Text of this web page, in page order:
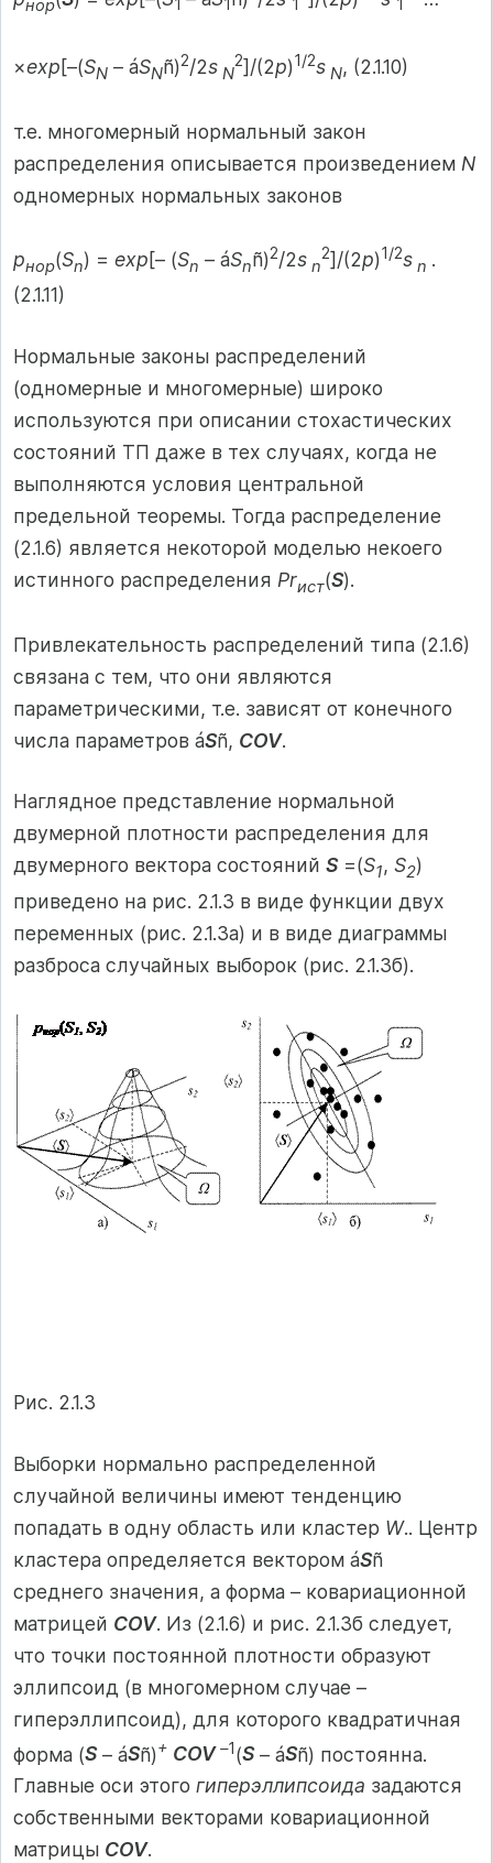
нор 1 1 1 1
×exp[–(SN – áSNñ)2/2s N
2]/(2p)1/2s N, (2.1.10)
т.е. многомерный нормальный закон
распределения описывается произведением N
одномерных нормальных законов
pнор(Sn) = exp[– (Sn – áSnñ)2/2s n
2]/(2p)1/2s n .
(2.1.11)
Нормальные законы распределений
(одномерные и многомерные) широко
используются при описании стохастических
состояний ТП даже в тех случаях, когда не
выполняются условия центральной
предельной теоремы. Тогда распределение
(2.1.6) является некоторой моделью некоего
истинного распределения Prист(S).
Привлекательность распределений типа (2.1.6)
связана с тем, что они являются
параметрическими, т.е. зависят от конечного
числа параметров áSñ, COV.
Наглядное представление нормальной
двумерной плотности распределения для
двумерного вектора состояний S=(S1, S2)
приведено на рис. 2.1.3 в виде функции двух
переменных (рис. 2.1.3а) и в виде диаграммы
разброса случайных выборок (рис. 2.1.3б).
Рис. 2.1.3
Выборки нормально распределенной
случайной величины имеют тенденцию
попадать в одну область или кластер W.. Центр
кластера определяется вектором áSñ
среднего значения, а форма – ковариационной
матрицей COV. Из (2.1.6) и рис. 2.1.3б следует,
что точки постоянной плотности образуют
эллипсоид (в многомерном случае –
гиперэллипсоид), для которого квадратичная
форма (S– áSñ)+ COV –1(S– áSñ) постоянна.
Главные оси этого гиперэллипсоида задаются
собственными векторами ковариационной
матрицы COV.